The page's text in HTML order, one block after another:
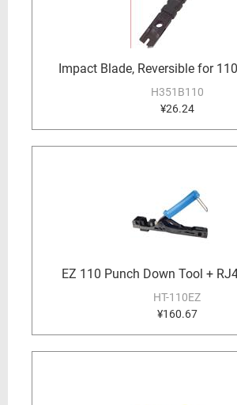
Impact Blade, Reversible for
H351B110
¥26.24
EZ 110 Punch Down Tool +
HT-110EZ
¥160.67